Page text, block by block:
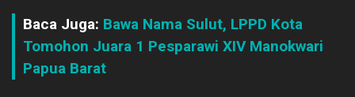
Baca Juga: Bawa Nama Sulut, LPPD Kota
Tomohon Juara 1 Pesparawi XIV Manokwari
Papua Barat